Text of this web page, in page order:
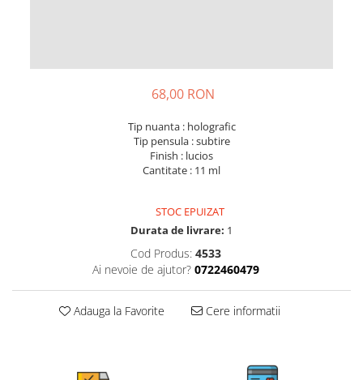
68,00 RON
Tip nuanta : holografic
Tip pensula : subtire
Finish : lucios
Cantitate : 11 ml
STOC EPUIZAT
Durata de livrare: 1
Cod Produs: 4533
Ai nevoie de ajutor? 0722460479
Adauga la Favorite Cere informatii